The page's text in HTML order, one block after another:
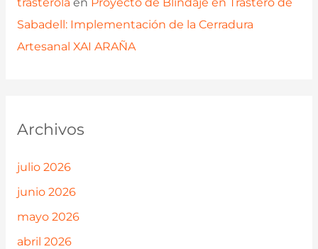
Sabadell: Implementación de la Cerradura
Artesanal XAI ARAÑA
Archivos
julio 2026
junio 2026
mayo 2026
abril 2026